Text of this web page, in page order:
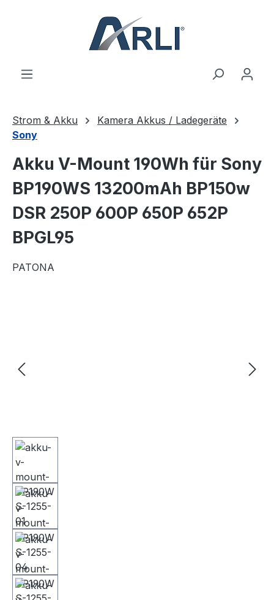
Strom & Akku
Kamera Akkus / Ladegeräte
Sony
Akku V-Mount 190Wh für Sony
BP190WS 13200mAh BP150w
DSR 250P 600P 650P 652P
BPGL95
PATONA